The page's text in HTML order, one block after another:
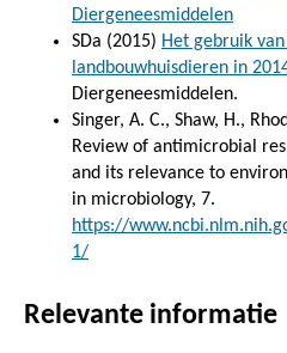
Diergeneesmiddelen
SDa (2015) Het gebruik
landbouwhuisdieren in
Diergeneesmiddelen.
Singer, A. C., Shaw, H.,
Review of antimicrobial
and its relevance to
in microbiology, 7.
https://
1/
Relevante informatie